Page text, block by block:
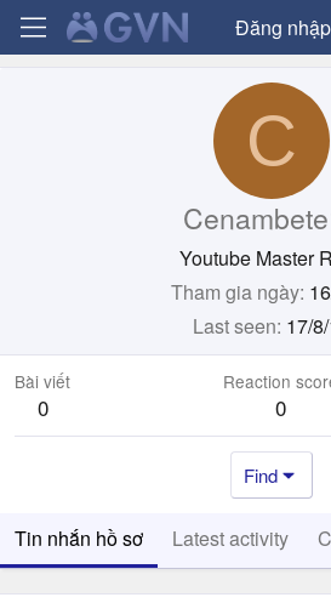
Đăng nhập
C
Youtube Master
Tham gia ngày
Last seen 17/
Bài viết
0
Reaction
0
Find
Tin nhắn hồ sơ Latest activity